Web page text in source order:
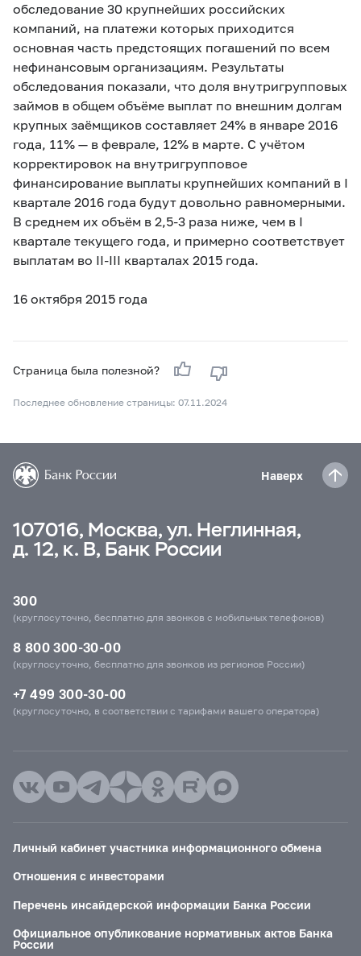
обследование 30 крупнейших российских
компаний, на платежи которых приходится
основная часть предстоящих погашений по всем
нефинансовым организациям. Результаты
обследования показали, что доля внутригрупповых
займов в общем объёме выплат по внешним долгам
крупных заёмщиков составляет 24% в январе 2016
года, 11% — в феврале, 12% в марте. С учётом
корректировок на внутригрупповое
финансирование выплаты крупнейших компаний в I
квартале 2016 года будут довольно равномерными.
В среднем их объём в 2,5-3 раза ниже, чем в I
квартале текущего года, и примерно соответствует
выплатам во II-III кварталах 2015 года.
16 октября 2015 года
Страница была полезной?
Последнее обновление страницы: 07.11.2024
Наверх
107016, Москва, ул. Неглинная,
д. 12, к. В, Банк России
300
(круглосуточно, бесплатно для звонков с мобильных телефонов)
8 800 300-30-00
(круглосуточно, бесплатно для звонков из регионов России)
+7 499 300-30-00
(круглосуточно, в соответствии с тарифами вашего оператора)
Личный кабинет участника информационного обмена
Отношения с инвесторами
Перечень инсайдерской информации Банка России
Официальное опубликование нормативных актов Банка
России